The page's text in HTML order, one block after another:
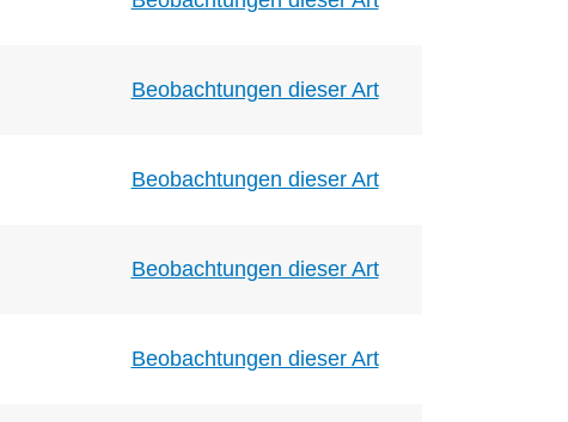
Beobachtungen dieser Art
Beobachtungen dieser Art
Beobachtungen dieser Art
Beobachtungen dieser Art